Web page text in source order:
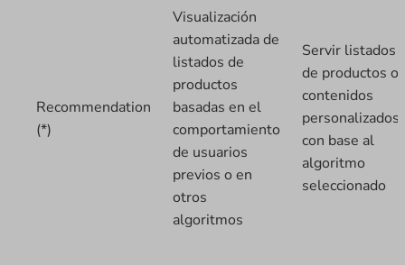
Recommendation
(*)
Visualización
automatizada de
listados de
productos
basadas en el
comportamiento
de usuarios
previos o en
otros
algoritmos
Servir listados
de productos o
contenidos
personalizados
con base al
algoritmo
seleccionado